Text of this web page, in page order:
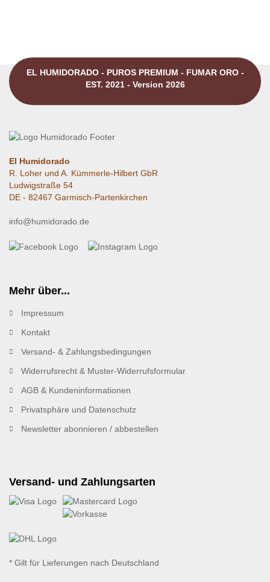
EL HUMIDORADO - PUROS PREMIUM - FUMAR ORO -
EST. 2021 - Version 2026
El Humidorado
R. Loher und A. Kümmerle-Hilbert GbR
Ludwigstraße 54
DE - 82467 Garmisch-Partenkirchen
info@humidorado.de
Mehr über...
Impressum
Kontakt
Versand- & Zahlungsbedingungen
Widerrufsrecht & Muster-Widerrufsformular
AGB & Kundeninformationen
Privatsphäre und Datenschutz
Newsletter abonnieren / abbestellen
Versand- und Zahlungsarten
* Gilt für Lieferungen nach Deutschland